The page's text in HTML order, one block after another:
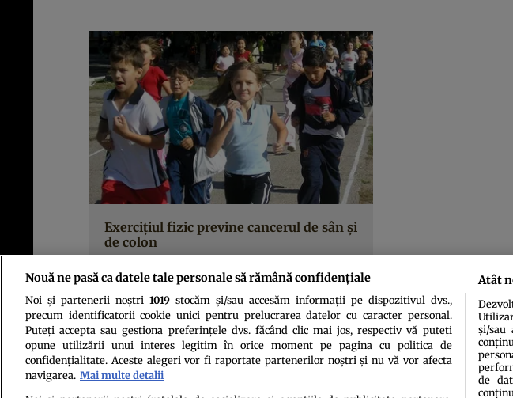
Exerciţiul fizic previne cancerul de sân şi
de colon
Politica de confidenţialitatePolitica de cookies
Nouă ne pasă ca datele tale personale să rămână confidențiale
Noi și partenerii noștri 1019stocăm și/sau accesăm informații pe dispozitivul dvs.,
precum identificatorii cookie unici pentru prelucrarea datelor cu caracter personal.
Puteți accepta sau gestiona preferințele dvs. făcând clic mai jos, respectiv vă puteți
opune utilizării unui interes legitim în orice moment pe pagina cu politica de
confidențialitate. Aceste alegeri vor fi raportate partenerilor noștri și nu vă vor afecta
navigarea. Mai multe detalii
Atât
și/sau
de